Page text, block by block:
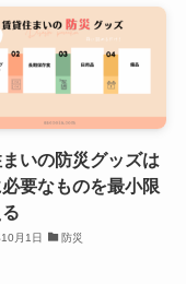
いの防災グッズは
要なものを最小限
月1日 防災